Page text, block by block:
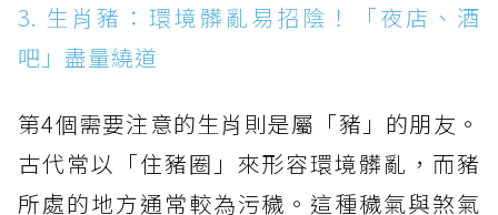
3. 生肖豬：環境髒亂易招陰！「夜店、酒
吧」盡量繞道
第4個需要注意的生肖則是屬「豬」的朋友。
古代常以「住豬圈」來形容環境髒亂，而豬
所處的地方通常較為污穢。這種穢氣與煞氣